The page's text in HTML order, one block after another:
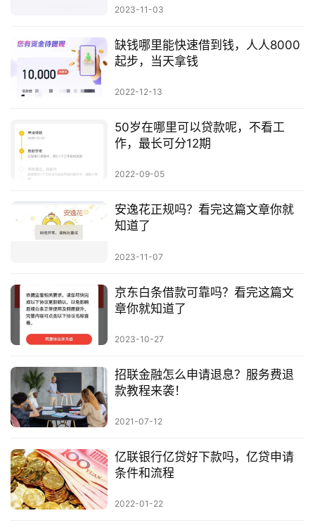
2023-11-03
缺钱哪里能快速借到钱，人人8000
起步，当天拿钱
2022-12-13
50岁在哪里可以贷款呢，不看工
作，最长可分12期
2022-09-05
安逸花正规吗？看完这篇文章你就
知道了
2023-11-07
京东白条借款可靠吗？看完这篇文
章你就知道了
2023-10-27
招联金融怎么申请退息？服务费退
款教程来袭！
2021-07-12
亿联银行亿贷好下款吗，亿贷申请
条件和流程
2022-01-22